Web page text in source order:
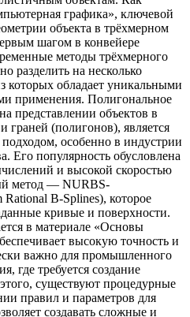
графика», ключевой
объекта в трёхмерном
шагом в конвейере
методы трёхмерного
разделить на несколько
которых обладает уникальными
применения. Полигональное
представлении объектов в
граней (полигонов), является
особенно в индустрии
Его популярность обусловлена
и высокой скоростью
метод — NURBS-
B-Splines), которое
кривые и поверхности.
в материале «Основы
высокую точность и
важно для промышленного
где требуется создание
существуют процедурные
правил и параметров для
создавать сложные и